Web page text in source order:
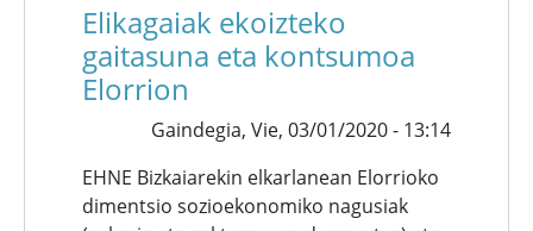
Elikagaiak ekoizteko
gaitasuna eta kontsumoa
Elorrion
Gaindegia, Vie, 03/01/2020 - 13:14
EHNE Bizkaiarekin elkarlanean Elorrioko
dimentsio sozioekonomiko nagusiak